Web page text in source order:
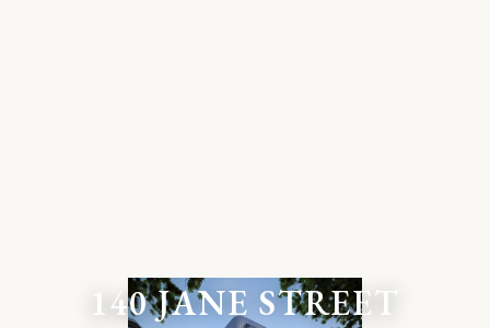
140 JANE STREET